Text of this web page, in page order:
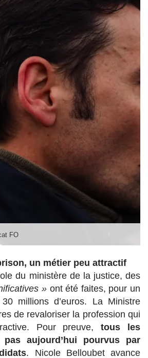
FO
un métier peu attractif
du ministère de la justice, des
»ont été faites, pour un
millions d’euros. La Ministre
de revaloriser la profession qui
Pour preuve,tous les
aujourd’hui pourvus par
. Nicole Belloubet avance